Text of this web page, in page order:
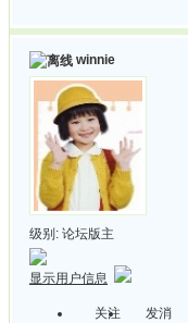
winnie
级别: 论坛版主
显示用户信息
关注
发消